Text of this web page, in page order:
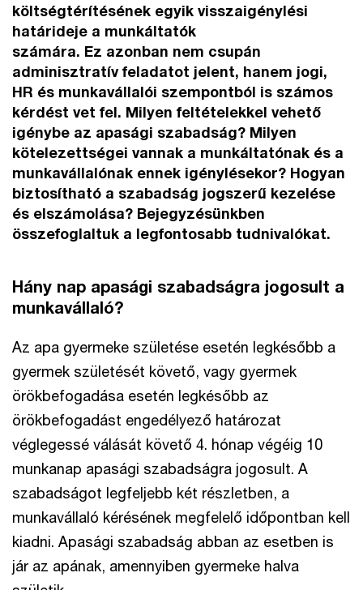
költségtérítésének egyik visszaigénylési
határideje a munkáltatók
számára. Ez azonban nem csupán
adminisztratív feladatot jelent, hanem jogi,
HR és munkavállalói szempontból is számos
kérdést vet fel. Milyen feltételekkel vehető
igénybe az apasági szabadság? Milyen
kötelezettségei vannak a munkáltatónak és a
munkavállalónak ennek igénylésekor? Hogyan
biztosítható a szabadság jogszerű kezelése
és elszámolása? Bejegyzésünkben
összefoglaltuk a legfontosabb tudnivalókat.
Hány nap apasági szabadságra jogosult a
munkavállaló?
Az apa gyermeke születése esetén legkésőbb a
gyermek születését követő, vagy gyermek
örökbefogadása esetén legkésőbb az
örökbefogadást engedélyező határozat
véglegessé válását követő 4. hónap végéig 10
munkanap apasági szabadságra jogosult. A
szabadságot legfeljebb két részletben, a
munkavállaló kérésének megfelelő időpontban kell
kiadni. Apasági szabadság abban az esetben is
jár az apának, amennyiben gyermeke halva